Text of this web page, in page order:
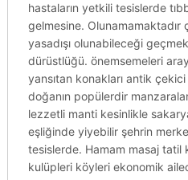
hastaların yetkili tesislerde
gelmesine.
yasadışı olunabileceği
dürüstlüğü. önemsemeleri
yansıtan konakları antik
doğanın popülerdir
lezzetli manti kesinlikle
eşliğinde yiyebilir şehrin
tesislerde. Hamam masaj tatil
kulüpleri köyleri ekonomik